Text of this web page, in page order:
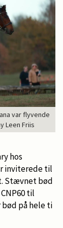
var flyvende
Leen Friis
hos
inviterede til
Stævnet bød
til
bød på hele ti